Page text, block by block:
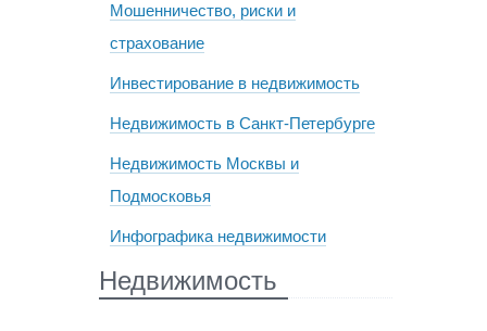
Мошенничество, риски и
страхование
Инвестирование в недвижимость
Недвижимость в Санкт-Петербурге
Недвижимость Москвы и
Подмосковья
Инфографика недвижимости
Недвижимость